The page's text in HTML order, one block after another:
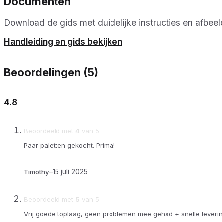
Download de gids met duidelijke instructies en
Handleiding en gids bekijken
Beoordelingen (5)
4.8
Beoordeeld met 4 van 5
Timothy–15 juli 2025
Paar paletten gekocht. Prima!
Beoordeeld met 5 van 5
Vrij goede toplaag, geen problemen mee gehad + snelle